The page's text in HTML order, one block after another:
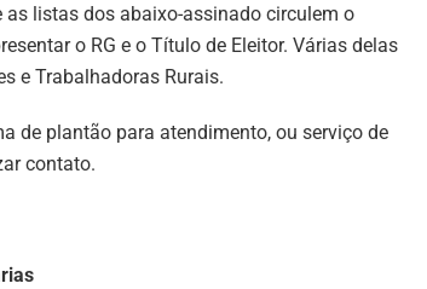
as listas dos abaixo-assinado circulem o
o RG e o Título de Eleitor. Várias delas
e Trabalhadoras Rurais.
de plantão para atendimento, ou serviço de
contato.